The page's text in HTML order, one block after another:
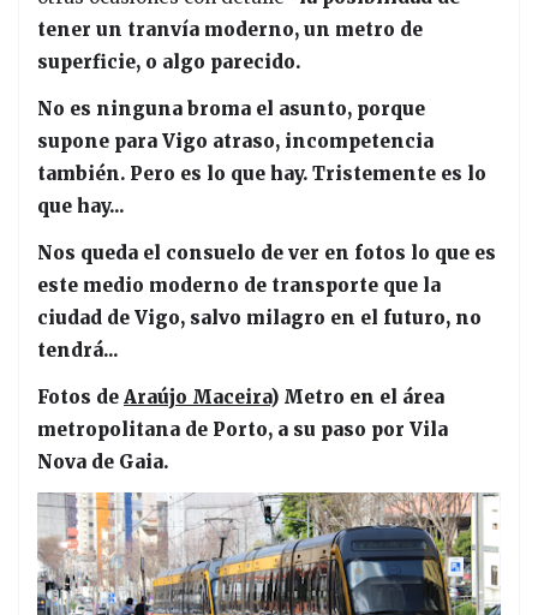
tener un tranvía moderno, un metro de
superficie, o algo parecido.
No es ninguna broma el asunto, porque
supone para Vigo atraso, incompetencia
también. Pero es lo que hay. Tristemente es lo
que hay...
Nos queda el consuelo de ver en fotos lo que es
este medio moderno de transporte que la
ciudad de Vigo, salvo milagro en el futuro, no
tendrá...
Fotos de Araújo Maceira) Metro en el área
metropolitana de Porto, a su paso por Vila
Nova de Gaia.